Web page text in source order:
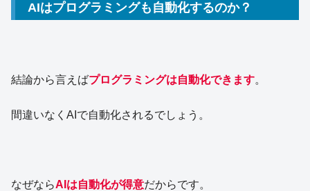
AIはプログラミングも自動化するのか？
結論から言えばプログラミングは自動化できます。
間違いなくAIで自動化されるでしょう。
なぜならAIは自動化が得意だからです。